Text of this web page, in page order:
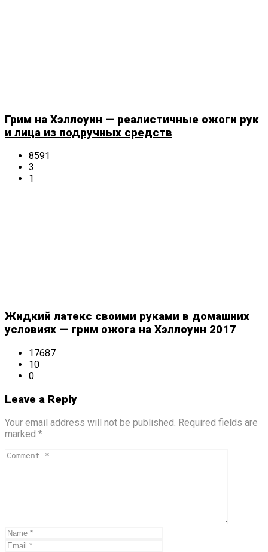
Грим на Хэллоуин — реалистичные ожоги рук
и лица из подручных средств
8591
3
1
Жидкий латекс своими руками в домашних
условиях — грим ожога на Хэллоуин 2017
17687
10
0
Leave a Reply
Your email address will not be published. Required fields are
marked *